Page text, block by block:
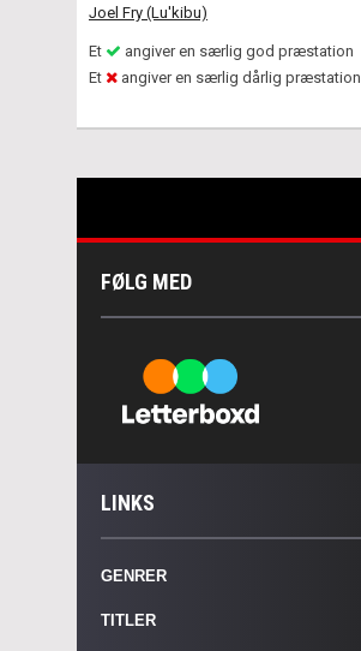
Joel Fry (Lu'kibu)
Et
angiver en særlig god præstation
Et
angiver en særlig dårlig præstation
FØLG MED
LINKS
GENRER
TITLER